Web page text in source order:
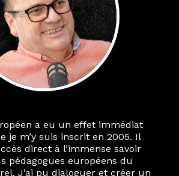
a eu un effet immédiat
je m’y suis inscrit en 2005. Il
direct à l’immense savoir
pédagogues européens du
J’ai pu dialoguer et créer un